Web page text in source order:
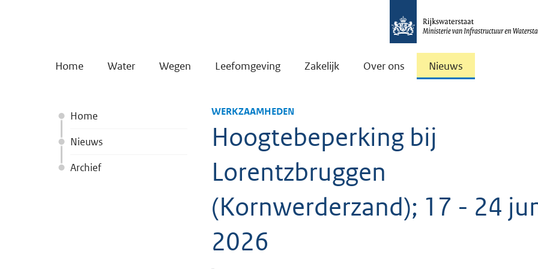
Home Water Wegen Leefomgeving Zakelijk Over ons Nieuws
Home
Nieuws
Archief
WERKZAAMHEDEN
Hoogtebeperking bij
Lorentzbruggen
(Kornwerderzand); 17 - 24
2026